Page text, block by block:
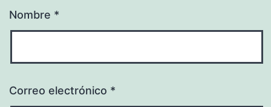
Nombre *
Correo electrónico *